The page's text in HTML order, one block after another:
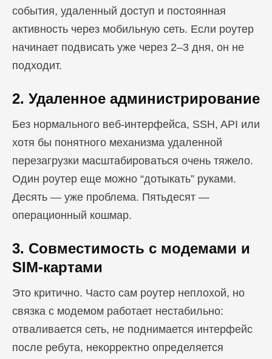
события, удаленный доступ и постоянная
активность через мобильную сеть. Если роутер
начинает подвисать уже через 2–3 дня, он не
подходит.
2. Удаленное администрирование
Без нормального веб-интерфейса, SSH, API или
хотя бы понятного механизма удаленной
перезагрузки масштабироваться очень тяжело.
Один роутер еще можно “дотыкать” руками.
Десять — уже проблема. Пятьдесят —
операционный кошмар.
3. Совместимость с модемами и
SIM-картами
Это критично. Часто сам роутер неплохой, но
связка с модемом работает нестабильно:
отваливается сеть, не поднимается интерфейс
после ребута, некорректно определяется